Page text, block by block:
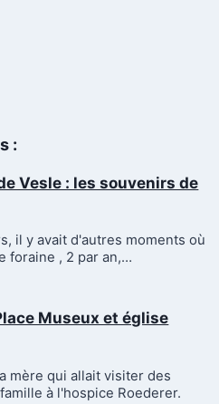
:
Vesle : les souvenirs de
il y avait d'autres moments où
foraine , 2 par an,…
Museux et église
mère qui allait visiter des
à l'hospice Roederer.